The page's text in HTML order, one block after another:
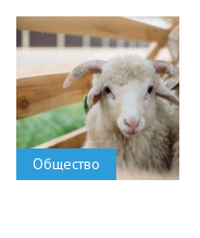
Общество